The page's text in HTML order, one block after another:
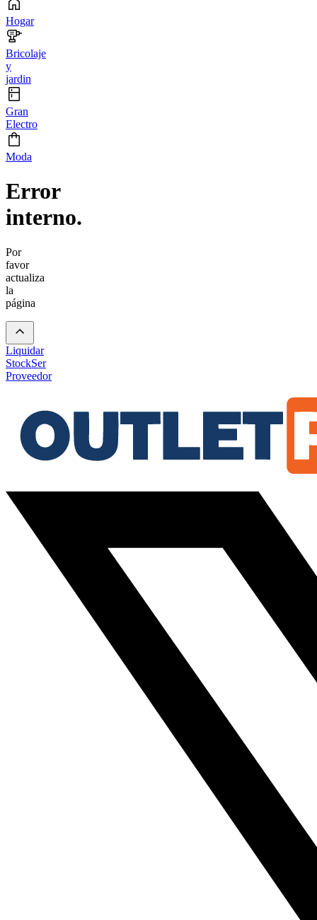
Hogar
Bricolaje
y
jardin
Gran
Electro
Moda
Error
interno.
Por
favor
actualiza
la
página
Liquidar
StockSer
Proveedor